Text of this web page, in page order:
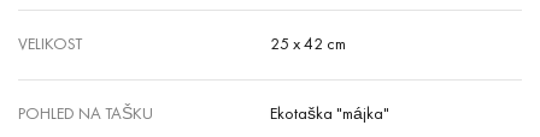
VELIKOST 25 x 42 cm
POHLED NA TAŠKU Ekotaška "májka"